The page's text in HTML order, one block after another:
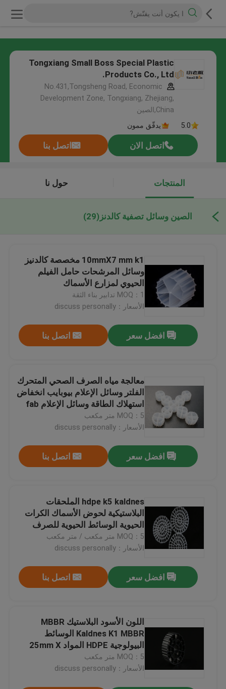
Tongxiang Small Boss Special Plastic
Products Co., Ltd.
No.431,Tongsheng Road, Economic
Development Zone, Tongxiang, Zhejiang,
China,الصين
5.0
يدقّق ممون
اتصل الان اتصل بنا
المنتجات حول نا
الصين وسائل تصفية كالدنز (29)
10mmX7 mm k1 مخصصة كالدنيز
وسائل المرشحات حامل الفيلم
الحيوي لمزارع الأسماك
MOQ：1 تدابير بناء الثقة
الأسعار：discuss personally
افضل سعر اتصل بنا
معالجة مياه الصرف الصحي المتحرك
الفلتر وسائل الإعلام بيوبايب انخفاض
استهلاك الطاقة وسائل الإعلام fab
k1 11 * 7mm اللون الأبيض
MOQ：5 متر مكعب
الأسعار：discuss personally
افضل سعر اتصل بنا
hdpe k5 kaldnes الملحقات
البلاستيكية لحوض الأسماك الكرات
الحيوية الوسائط الحيوية للصرف
المائي
MOQ：5 متر مكعب / متر مكعب
الأسعار：discuss personally
افضل سعر اتصل بنا
اللون الأسود البلاستيك MBBR
Kaldnes K1 MBBR الوسائط
البيولوجية HDPE المواد 25mm X
12mm الحجم
MOQ：5 متر مكعب
الأسعار：discuss personally